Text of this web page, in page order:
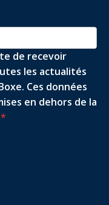
de recevoir
les actualités
Ces données
en dehors de la
*